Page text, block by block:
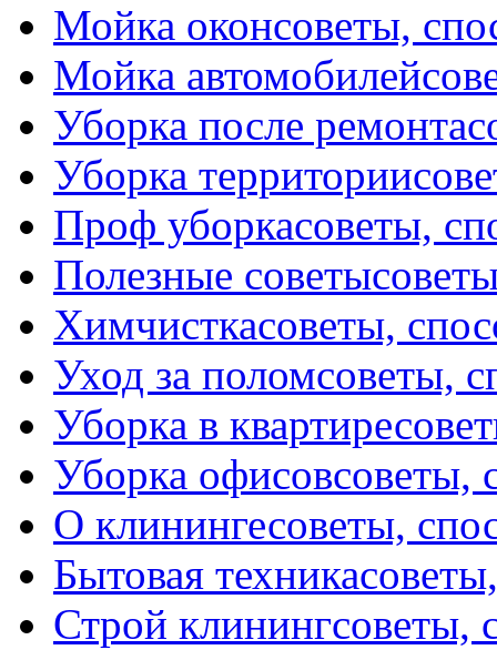
Мойка оконсоветы,
Мойка автомобилей
Уборка после ремонта
Уборка территории
Проф уборкасоветы,
Полезные советы
Химчисткасоветы,
Уход за поломсоветы,
Уборка в квартире
Уборка офисовсоветы,
О клинингесоветы,
Бытовая техника
Строй клинингсоветы,